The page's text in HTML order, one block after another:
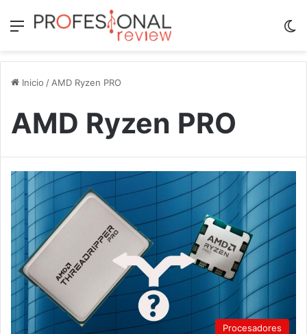
Menú
Inicio /AMD Ryzen PRO
AMD Ryzen PRO
Procesadores